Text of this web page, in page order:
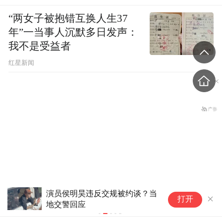
演员侯明昊违反交规被约谈？当
地交警回应
打开
“两女子被抱错互换人生37
年”一当事人沉默多日发声：
我不是受益者
红星新闻
德国高温致死1.19万人，为